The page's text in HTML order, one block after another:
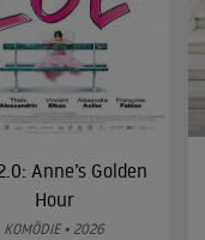
Anne’s Golden
Hour
KOMÖDIE • 2026